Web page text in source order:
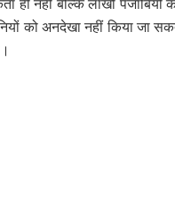
ही नहीं बल्कि लाखों
को अनदेखा नहीं किया जा